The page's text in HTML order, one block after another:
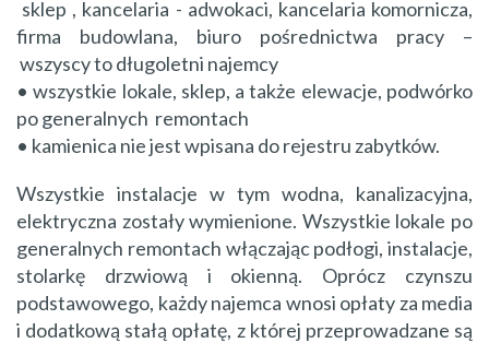
sklep , kancelaria - adwokaci, kancelaria komornicza,
firma budowlana, biuro pośrednictwa pracy –
wszyscy to długoletni najemcy
• wszystkie lokale, sklep, a także elewacje, podwórko
po generalnych remontach
• kamienica nie jest wpisana do rejestru zabytków.
Wszystkie instalacje w tym wodna, kanalizacyjna,
elektryczna zostały wymienione. Wszystkie lokale po
generalnych remontach włączając podłogi, instalacje,
stolarkę drzwiową i okienną. Oprócz czynszu
podstawowego, każdy najemca wnosi opłaty za media
i dodatkową stałą opłatę, z której przeprowadzane są